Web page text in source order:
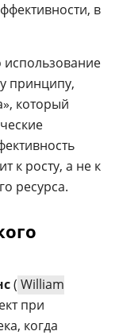
в
использование
принципу,
который
к росту, а не к
ресурса.
( William
при
когда